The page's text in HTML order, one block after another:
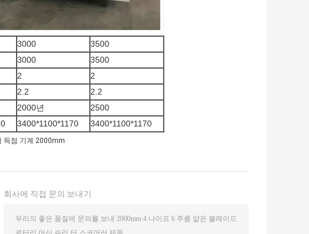
3000
3500
3000
3500
2
2
2.2
2.2
2000년
2500
3400*1100*1170
3400*1100*1170
득점 기계 2000mm
회사에 직접 문의 보내기